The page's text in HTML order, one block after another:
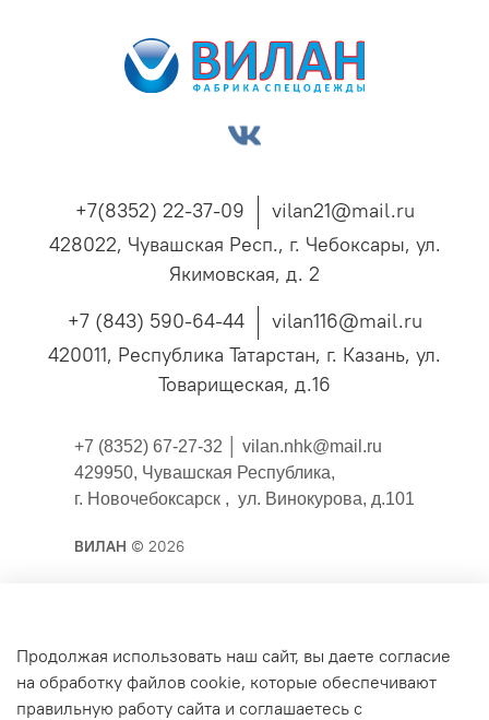
+7(8352) 22-37-09
vilan21@mail.ru
428022, Чувашская Респ., г. Чебоксары, ул.
Якимовская, д. 2
+7 (843) 590-64-44
vilan116@mail.ru
420011, Республика Татарстан, г. Казань, ул.
Товарищеская, д.16
+7 (8352) 67-27-32 │ vilan.nhk@mail.ru
429950, Чувашская Республика,
г. Новочебоксарск , ул. Винокурова, д.101
ВИЛАН © 2026
Публичная оферта
Согласие на обработку персональных данных для
Продолжая использовать наш сайт, вы даете согласие
на обработку файлов cookie, которые обеспечивают
правильную работу сайта и соглашаетесь с